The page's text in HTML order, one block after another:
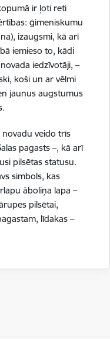
ir ļoti reti
ģimeniskumu
izaugsmi, kā arī
iemieso to, kādi
iedzīvotāji, –
koši un ar vēlmi
jaunus augstumus
novadu veido trīs
pagasts –, kā arī
pilsētas statusu.
simbols, kas
āboliņa lapa –
pilsētai,
līdakas –
rakstā – kā stāstu